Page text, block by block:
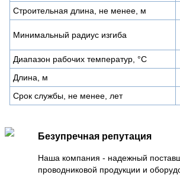
Строительная длина, не менее, м
Минимальный радиус изгиба
Диапазон рабочих температур, °C
Длина, м
Срок службы, не менее, лет
Безупречная репутация
Наша компания - надежный
проводниковой продукции и